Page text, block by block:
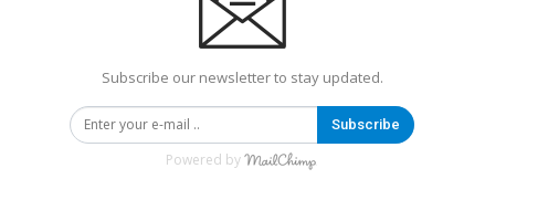
Subscribe our newsletter to stay updated.
Subscribe
Powered by